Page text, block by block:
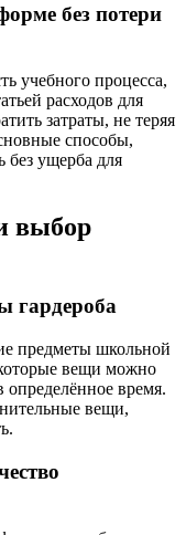
без потери
учебного процесса,
расходов для
затраты, не теряя
способы,
без ущерба для
выбор
гардероба
предметы школьной
вещи можно
определённое время.
вещи,